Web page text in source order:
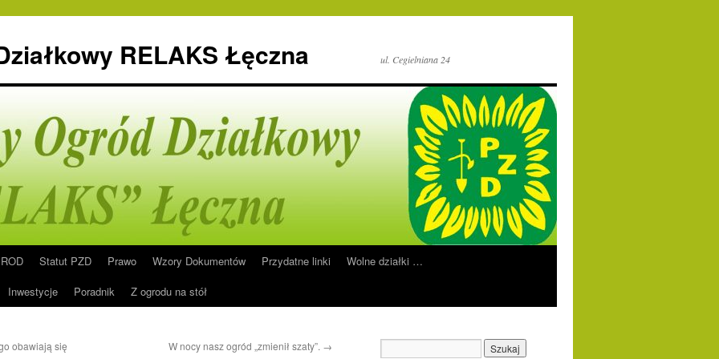
RELAKS Łęczna ul. Cegielniana 24
Statut PZD Prawo Wzory Dokumentów Przydatne linki
Wolne działki …
Inwestycje Poradnik Z ogrodu na stół
obawiają się
W nocy nasz ogród „zmienił szaty”. →